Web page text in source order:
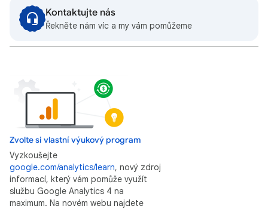
Kontaktujte nás
Řekněte nám víc a my vám pomůžeme
Zvolte si vlastní výukový program
Vyzkoušejte
google.com/analytics/learn, nový zdroj
informací, který vám pomůže využít
službu Google Analytics 4 na
maximum. Na novém webu najdete